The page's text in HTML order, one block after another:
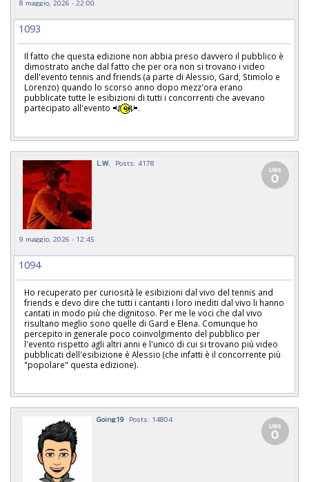
8 maggio, 2026 - 22:00
1093
Il fatto che questa edizione non abbia preso davvero il pubblico è
dimostrato anche dal fatto che per ora non si trovano i video
dell'evento tennis and friends (a parte di Alessio, Gard, Stimolo e
Lorenzo) quando lo scorso anno dopo mezz'ora erano
pubblicate tutte le esibizioni di tutti i concorrenti che avevano
partecipato all'evento
.
L.W. Posts: 4178
9 maggio, 2026 - 12:45
1094
Ho recuperato per curiosità le esibizioni dal vivo del tennis and
friends e devo dire che tutti i cantanti i loro inediti dal vivo li hanno
cantati in modo più che dignitoso. Per me le voci che dal vivo
risultano meglio sono quelle di Gard e Elena. Comunque ho
percepito in generale poco coinvolgimento del pubblico per
l'evento rispetto agli altri anni e l'unico di cui si trovano più video
pubblicati dell'esibizione è Alessio (che infatti è il concorrente più
"popolare" questa edizione).
Going19 Posts: 14804